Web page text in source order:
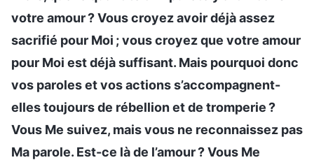
votre amour ? Vous croyez avoir déjà assez
sacrifié pour Moi ; vous croyez que votre amour
pour Moi est déjà suffisant. Mais pourquoi donc
vos paroles et vos actions s’accompagnent-
elles toujours de rébellion et de tromperie ?
Vous Me suivez, mais vous ne reconnaissez pas
Ma parole. Est-ce là de l’amour ? Vous Me